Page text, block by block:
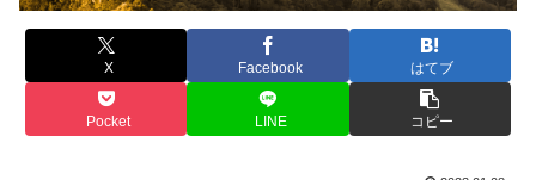
X Facebook はてブ
Pocket LINE コピー